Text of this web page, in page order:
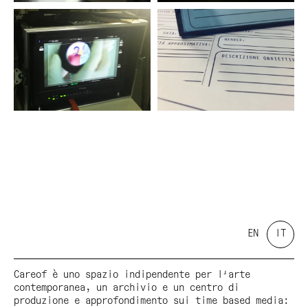
ZDF/ARTE, RaiCinema è stato riconosciuto di
interesse culturale e ha ricevuto il sostegno del
MiBACT. Ha inoltre ricevuto una borsa di sviluppo
dal Premio Solinas.MUM, I’M SORRY è un film nato
dal dialogo con migranti sopravvissuti al lungo
viaggio
e con la dott.ssa Cristina Cattaneo, medico legale
e antropologa forense. È uno sguardo
EN
Careof è uno spazio indipendente per l'arte
contemporanea, un archivio e un centro di
produzione e approfondimento sui time based media: